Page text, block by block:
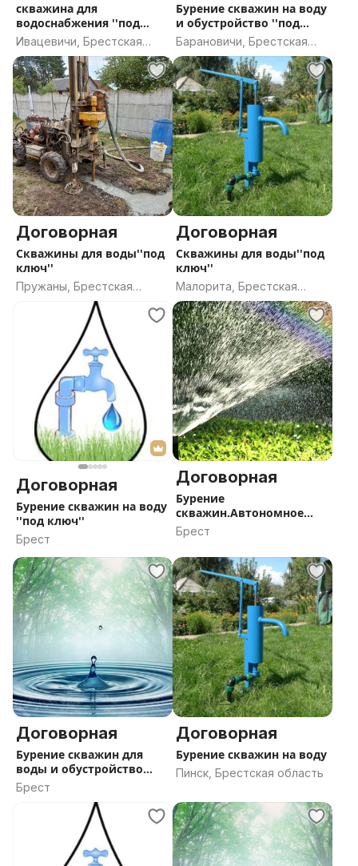
скважина для
водоснабжения ''под
ключ''
Ивацевичи, Брестская
область
Бурение скважин на воду
и обустройство ''под
ключ'
Барановичи, Брестская
область
Договорная
Скважины для воды''под
ключ''
Пружаны, Брестская
Договорная
Скважины для воды''под
ключ''
Малорита, Брестская
область
Договорная
Бурение скважин на воду
''под ключ''
Брест
Договорная
Бурение
скважин.Автономное
водоснабжение
Брест
Договорная
Бурение скважин для
воды и обустройство
''под ключ
Брест
Договорная
Бурение скважин на воду
Пинск, Брестская область